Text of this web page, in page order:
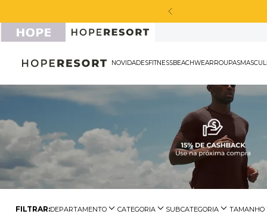
DEPARTAMENTO CATEGORIA SUBCATEGORIA TAMANHO